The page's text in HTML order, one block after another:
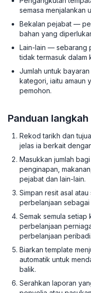
semasa menjalankan
Bekalan pejabat —
bahan yang
Lain-lain — sebarang
tidak termasuk dalam
Jumlah untuk
kategori, iaitu amaun
pemohon.
Panduan
Rekod tarikh dan
jelas ia berkait
Masukkan jumlah
penginapan,
pejabat dan lain-lain.
Simpan resit asal
perbelanjaan
Semak semula setiap
perbelanjaan
perbelanjaan peribadi.
Biarkan template
automatik untuk
balik.
Serahkan laporan